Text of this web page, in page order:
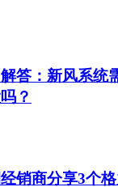
答：新风系统
？
销商分享3个